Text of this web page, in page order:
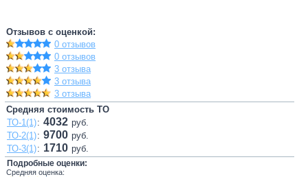
Отзывов с оценкой:
0 отзывов
0 отзывов
3 отзыва
3 отзыва
3 отзыва
Средняя стоимость ТО
ТО-1(1): 4032 руб.
ТО-2(1): 9700 руб.
ТО-3(1): 1710 руб.
Подробные оценки:
Средняя оценка: